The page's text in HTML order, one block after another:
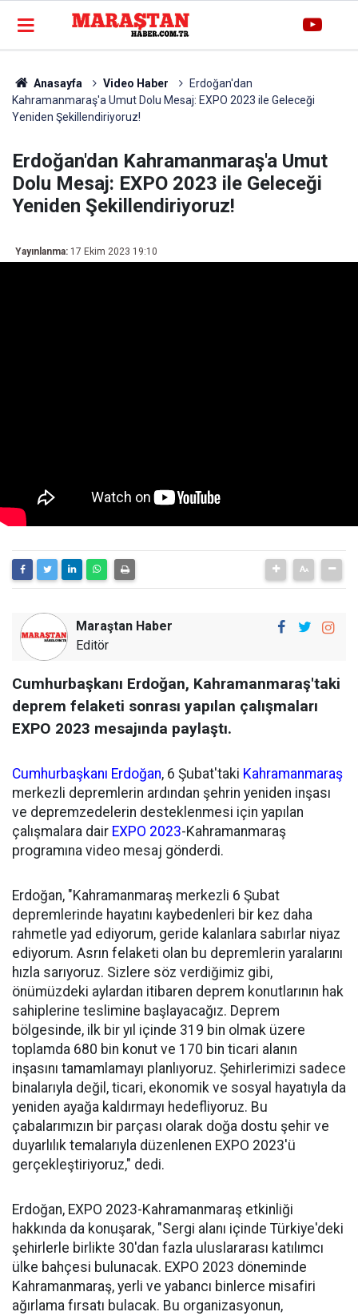
Anasayfa Video Haber
Erdoğan'dan
Kahramanmaraş'a Umut Dolu Mesaj: EXPO 2023 ile Geleceği
Yeniden Şekillendiriyoruz!
Erdoğan'dan Kahramanmaraş'a Umut
Dolu Mesaj: EXPO 2023 ile Geleceği
Yeniden Şekillendiriyoruz!
Yayınlanma: 17 Ekim 2023 19:10
Maraştan Haber
Editör
Cumhurbaşkanı Erdoğan, Kahramanmaraş'taki
deprem felaketi sonrası yapılan çalışmaları
EXPO 2023 mesajında paylaştı.
Cumhurbaşkanı Erdoğan, 6 Şubat'taki Kahramanmaraş
merkezli depremlerin ardından şehrin yeniden inşası
ve depremzedelerin desteklenmesi için yapılan
çalışmalara dair EXPO 2023-Kahramanmaraş
programına video mesaj gönderdi.
Erdoğan, "Kahramanmaraş merkezli 6 Şubat
depremlerinde hayatını kaybedenleri bir kez daha
rahmetle yad ediyorum, geride kalanlara sabırlar niyaz
ediyorum. Asrın felaketi olan bu depremlerin yaralarını
hızla sarıyoruz. Sizlere söz verdiğimiz gibi,
önümüzdeki aylardan itibaren deprem konutlarının hak
sahiplerine teslimine başlayacağız. Deprem
bölgesinde, ilk bir yıl içinde 319 bin olmak üzere
toplamda 680 bin konut ve 170 bin ticari alanın
inşasını tamamlamayı planlıyoruz. Şehirlerimizi sadece
binalarıyla değil, ticari, ekonomik ve sosyal hayatıyla da
yeniden ayağa kaldırmayı hedefliyoruz. Bu
çabalarımızın bir parçası olarak doğa dostu şehir ve
duyarlılık temalarıyla düzenlenen EXPO 2023'ü
gerçekleştiriyoruz," dedi.
Erdoğan, EXPO 2023-Kahramanmaraş etkinliği
hakkında da konuşarak, "Sergi alanı içinde Türkiye'deki
şehirlerle birlikte 30'dan fazla uluslararası katılımcı
ülke bahçesi bulunacak. EXPO 2023 döneminde
Kahramanmaraş, yerli ve yabancı binlerce misafiri
ağırlama fırsatı bulacak. Bu organizasyonun,